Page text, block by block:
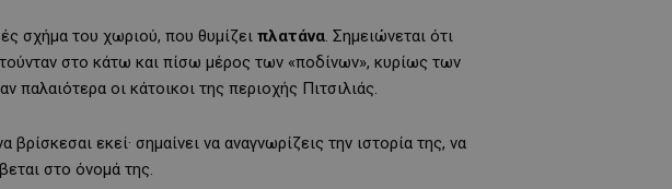
σχήμα του χωριού, που θυμίζει πλατάνα. Σημειώνεται ότι
στο κάτω και πίσω μέρος των «ποδίνων», κυρίως των
οι κάτοικοι της περιοχής Πιτσιλιάς.
εκεί· σημαίνει να αναγνωρίζεις την ιστορία της, να
στο όνομά της.